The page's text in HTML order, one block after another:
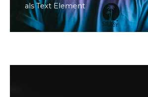
als Text Element